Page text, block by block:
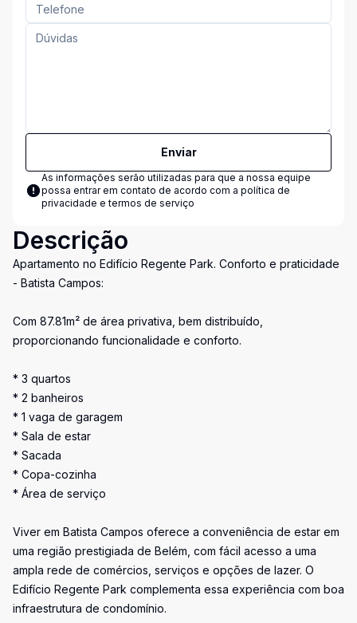
Enviar
As informações serão utilizadas para que a nossa equipe
possa entrar em contato de acordo com a política de
privacidade e termos de serviço
Descrição
Apartamento no Edifício Regente Park. Conforto e praticidade
- Batista Campos:
Com 87.81m² de área privativa, bem distribuído,
proporcionando funcionalidade e conforto.
* 3 quartos
* 2 banheiros
* 1 vaga de garagem
* Sala de estar
* Sacada
* Copa-cozinha
* Área de serviço
Viver em Batista Campos oferece a conveniência de estar em
uma região prestigiada de Belém, com fácil acesso a uma
ampla rede de comércios, serviços e opções de lazer. O
Edifício Regente Park complementa essa experiência com boa
infraestrutura de condomínio.